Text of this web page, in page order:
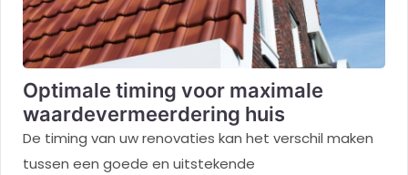
Optimale timing voor maximale
waardevermeerdering huis
De timing van uw renovaties kan het verschil maken
tussen een goede en uitstekende